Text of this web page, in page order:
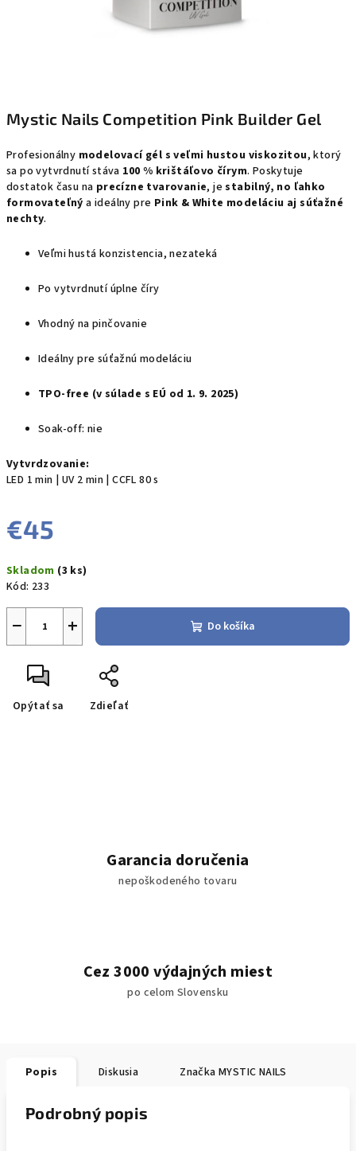
Mystic Nails Competition Pink Builder Gel
Profesionálny modelovací gél s veľmi hustou viskozitou, ktorý
sa po vytvrdnutí stáva 100 % krištáľovo čírym. Poskytuje
dostatok času na precízne tvarovanie, jestabilný, no ľahko
formovateľný a ideálny pre Pink & White modeláciu aj súťažné
nechty.
Veľmi hustá konzistencia, nezateká
Po vytvrdnutí úplne číry
Vhodný na pinčovanie
Ideálny pre súťažnú modeláciu
TPO-free (v súlade s EÚ od 1. 9. 2025)
Soak-off: nie
Vytvrdzovanie:
LED 1 min | UV 2 min | CCFL 80 s
€45
cena:
Skladom (3 ks)
Kód: 233
+
− Do košíka
Opýtať sa Zdieľať
Garancia doručenia
nepoškodeného tovaru
Cez 3000 výdajných miest
po celom Slovensku
Popis Diskusia Značka MYSTIC NAILS
Podrobný popis